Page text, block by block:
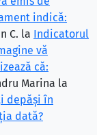
indică:
C. la Indicatorul
vă
că:
Marina la
depăşi în
dată?